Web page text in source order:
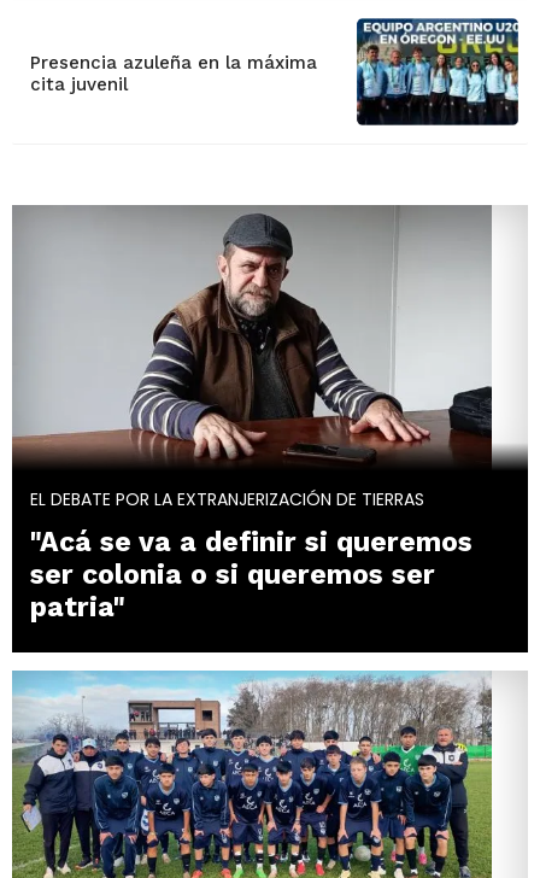
Presencia azuleña en la máxima
cita juvenil
EL DEBATE POR LA EXTRANJERIZACIÓN DE TIERRAS
"Acá se va a definir si queremos
ser colonia o si queremos ser
patria"